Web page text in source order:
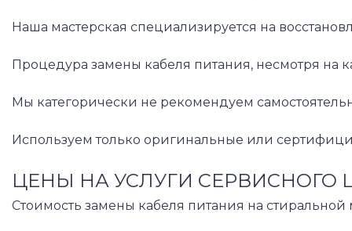
Наша мастерская специализируется на
Процедура замены кабеля питания, несмотря на
Мы категорически не рекомендуем
Используем только оригинальные или
ЦЕНЫ НА УСЛУГИ СЕРВИСНОГО
Стоимость замены кабеля питания на